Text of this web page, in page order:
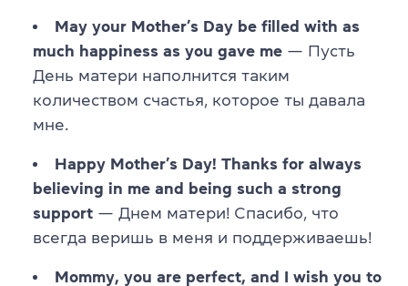
May your Mother’s Day be filled with as
much happiness as you gave me — Пусть
День матери наполнится таким
количеством счастья, которое ты давала
мне.
Happy Mother’s Day! Thanks for always
believing in me and being such a strong
support — Днем матери! Спасибо, что
всегда веришь в меня и поддерживаешь!
Mommy, you are perfect, and I wish you to